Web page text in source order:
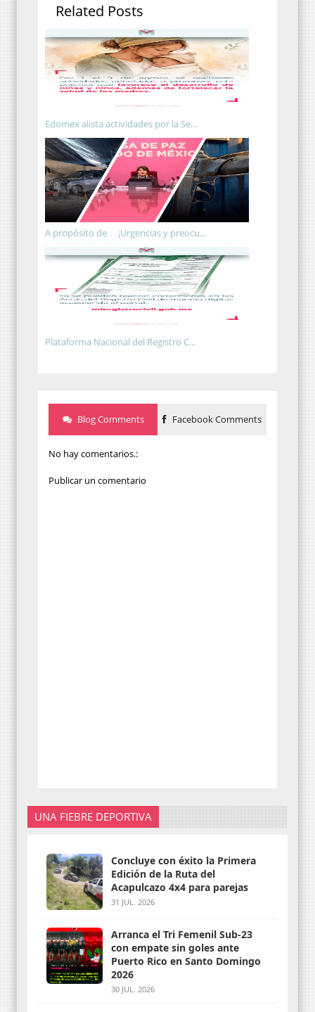
Related Posts
Edomex alista actividades por la Se...
A propósito de… ¡Urgencias y preocu...
Plataforma Nacional del Registro C...
Blog Comments Facebook Comments
No hay comentarios.:
Publicar un comentario
UNA FIEBRE DEPORTIVA
Concluye con éxito la Primera
Edición de la Ruta del
Acapulcazo 4x4 para parejas
31 JUL. 2026
Arranca el Tri Femenil Sub-23
con empate sin goles ante
Puerto Rico en Santo Domingo
2026
30 JUL. 2026